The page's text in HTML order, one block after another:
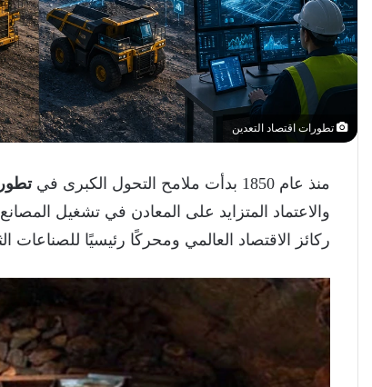
تطورات اقتصاد التعدين
منذ عام 1850 بدأت ملامح التحول الكبرى في
والاعتماد المتزايد على المعادن في تشغيل
ركائز الاقتصاد العالمي ومحركًا رئيسيًا للصناعات